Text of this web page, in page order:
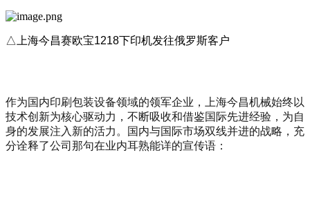
△上海今昌赛欧宝1218下印机发往俄罗斯客户
作为国内印刷包装设备领域的领军企业，上海今昌机械始终以
技术创新为核心驱动力，不断吸收和借鉴国际先进经验，为自
身的发展注入新的活力。国内与国际市场双线并进的战略，充
分诠释了公司那句在业内耳熟能详的宣传语：